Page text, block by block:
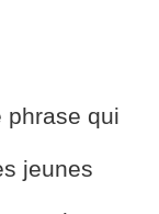
phrase qui
jeunes